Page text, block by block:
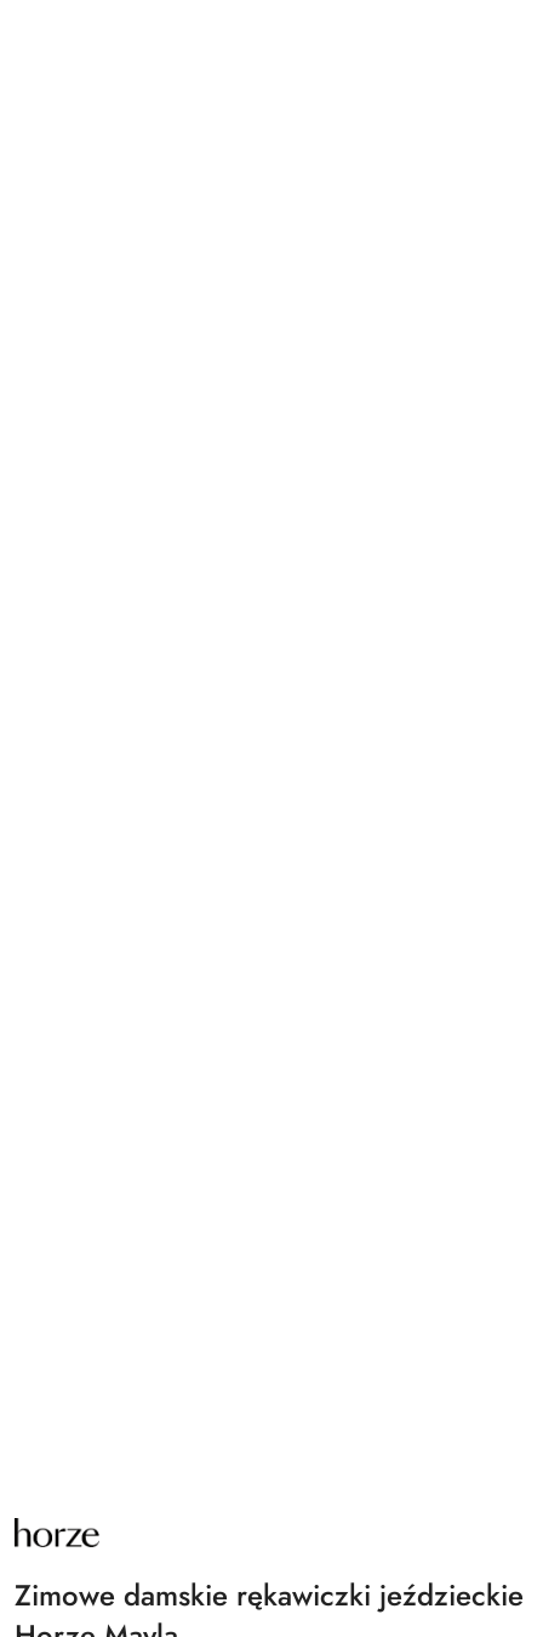
NAZWA
PRODUCENTA:
Zimowe damskie rękawiczki jeździeckie